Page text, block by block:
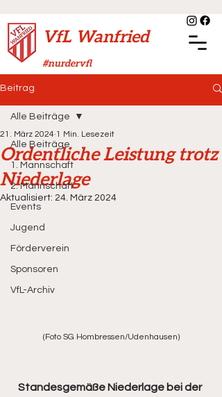
VfL Wanfried
#nurdervfl
Beitrag
Alle Beiträge
1. Mannschaft
2. Mannschaft
Events
Jugend
Förderverein
Sponsoren
VfL-Archiv
Alle Beiträge
Ordentliche Leistung trotz
Niederlage
21. März 2024 1 Min. Lesezeit
Aktualisiert: 24. März 2024
(Foto SG Hombressen/Udenhausen)
Standesgemäße Niederlage bei der